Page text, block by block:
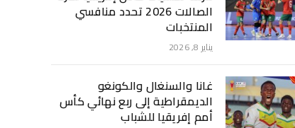
الصالات 2026 تحدد منافسي
المنتخبات
يناير 8, 2026
غانا والسنغال والكونغو
الديمقراطية إلى ربع نهائي كأس
أمم إفريقيا للشباب